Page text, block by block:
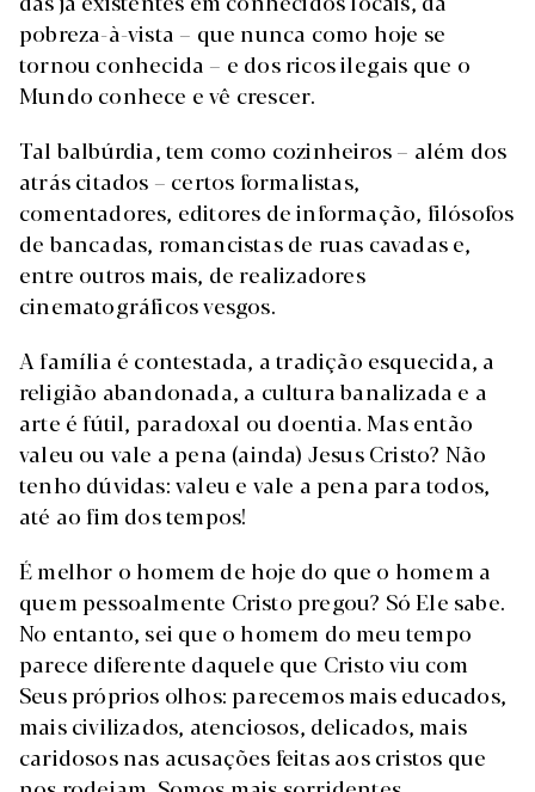
pobreza-à-vista – que nunca como hoje se
tornou conhecida – e dos ricos ilegais que o
Mundo conhece e vê crescer.
Tal balbúrdia, tem como cozinheiros – além dos
atrás citados – certos formalistas,
comentadores, editores de informação, filósofos
de bancadas, romancistas de ruas cavadas e,
entre outros mais, de realizadores
cinematográficos vesgos.
A família é contestada, a tradição esquecida, a
religião abandonada, a cultura banalizada e a
arte é fútil, paradoxal ou doentia. Mas então
valeu ou vale a pena (ainda) Jesus Cristo? Não
tenho dúvidas: valeu e vale a pena para todos,
até ao fim dos tempos!
É melhor o homem de hoje do que o homem a
quem pessoalmente Cristo pregou? Só Ele sabe.
No entanto, sei que o homem do meu tempo
parece diferente daquele que Cristo viu com
Seus próprios olhos: parecemos mais educados,
mais civilizados, atenciosos, delicados, mais
caridosos nas acusações feitas aos cristos que